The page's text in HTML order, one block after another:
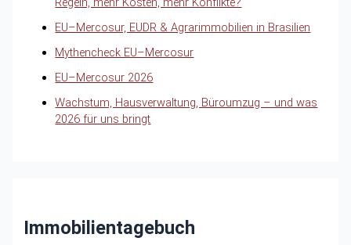
EU–Mercosur, EUDR & Agrarimmobilien in Brasilien
Mythencheck EU–Mercosur
EU–Mercosur 2026
Wachstum, Hausverwaltung, Büroumzug – und was
2026 für uns bringt
Immobilientagebuch